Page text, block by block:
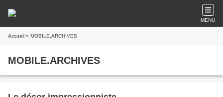
MENU
Accueil » MOBILE.ARCHIVES
MOBILE.ARCHIVES